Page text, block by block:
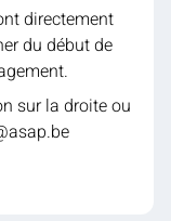
directement
du début de
sur la droite ou